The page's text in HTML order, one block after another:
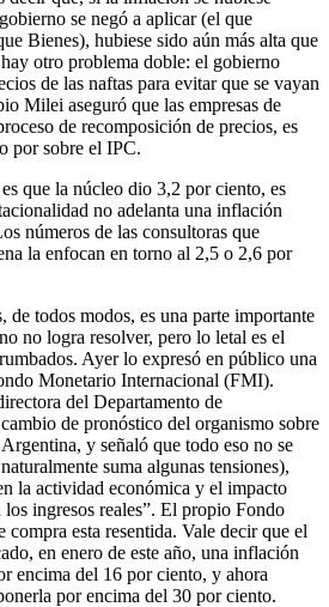
se negó a aplicar (el que
Bienes), hubiese sido aún más alta que
otro problema doble: el gobierno
de las naftas para evitar que se vayan
Milei aseguró que las empresas de
de recomposición de precios, es
por sobre el IPC.
que la núcleo dio 3,2 por ciento, es
no adelanta una inflación
números de las consultoras que
la enfocan en torno al 2,5 o 2,6 por
de todos modos, es una parte importante
no logra resolver, pero lo letal es el
Ayer lo expresó en público una
Monetario Internacional (FMI).
del Departamento de
de pronóstico del organismo sobre
y señaló que todo eso no se
suma algunas tensiones),
la actividad económica y el impacto
ingresos reales”. El propio Fondo
compra esta resentida. Vale decir que el
en enero de este año, una inflación
encima del 16 por ciento, y ahora
por encima del 30 por ciento.